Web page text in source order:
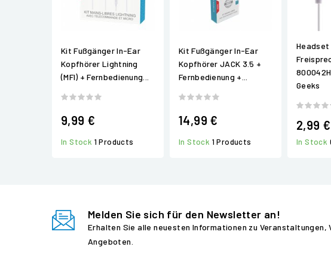
Kit Fußgänger In-Ear
Kopfhörer Lightning
(MFI) + Fernbedienung...
9,99 €
In Stock 1 Products
Kit Fußgänger In-Ear
Kopfhörer JACK 3.5 +
Fernbedienung +...
14,99 €
In Stock 1 Products
Headset
Geeks
2,99 €
In Stock
Melden Sie sich für den Newsletter an!
Erhalten Sie alle neuesten Informationen zu Veranstaltungen,
Angeboten.